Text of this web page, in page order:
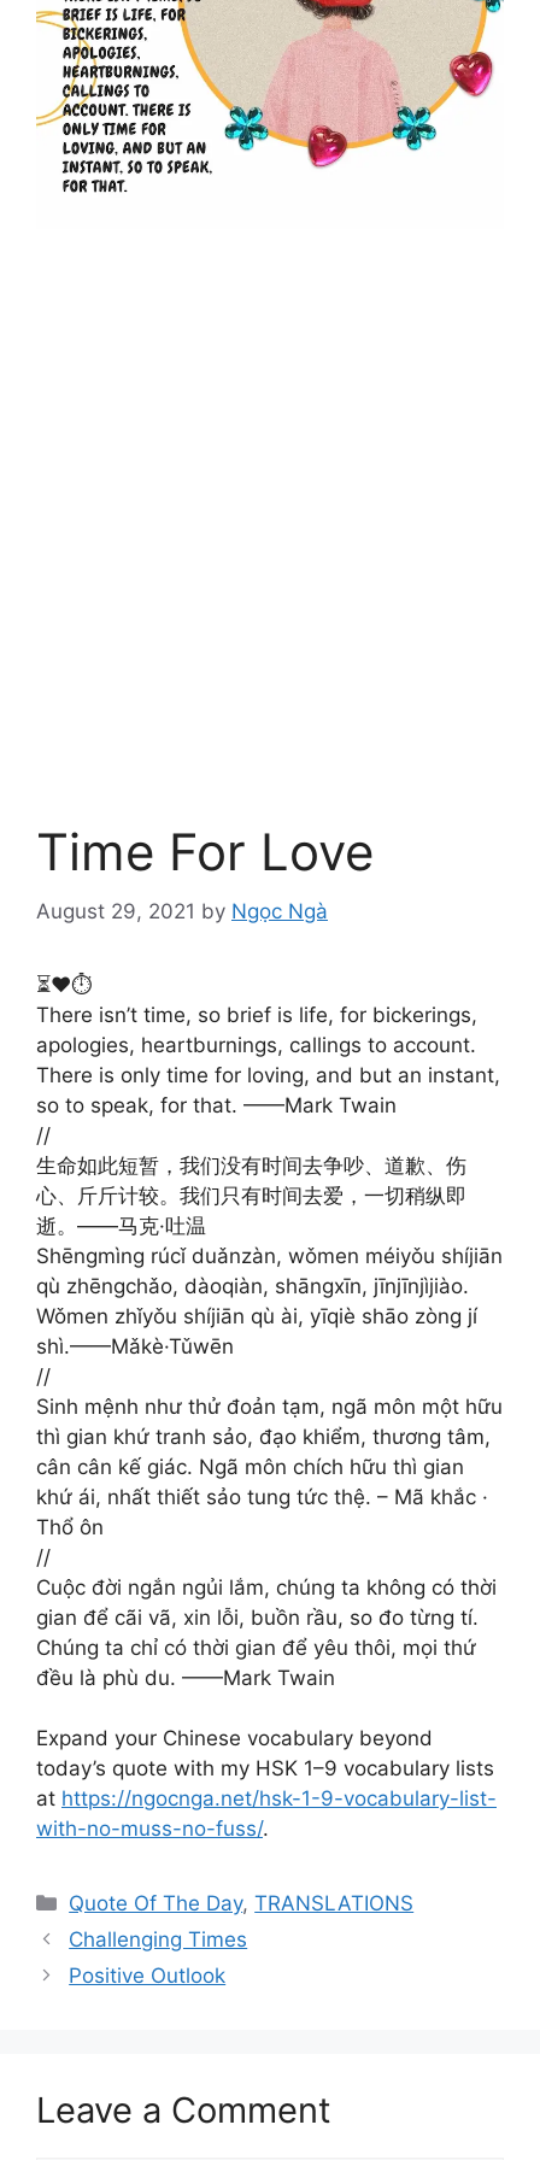
Time For Love
August 29, 2021 by Ngọc Ngà
⏳❤️⏱️
There isn’t time, so brief is life, for bickerings,
apologies, heartburnings, callings to account.
There is only time for loving, and but an instant,
so to speak, for that. ——Mark Twain
//
生命如此短暂，我们没有时间去争吵、道歉、伤
心、斤斤计较。我们只有时间去爱，一切稍纵即
逝。——马克·吐温 ​​​
Shēngmìng rúcǐ duǎnzàn, wǒmen méiyǒu shíjiān
qù zhēngchǎo, dàoqiàn, shāngxīn, jīnjīnjìjiào.
Wǒmen zhǐyǒu shíjiān qù ài, yīqiè shāo zòng jí
shì.——Mǎkè·Tǔwēn ​​​
//
Sinh mệnh như thử đoản tạm, ngã môn một hữu
thì gian khứ tranh sảo, đạo khiểm, thương tâm,
cân cân kế giác. Ngã môn chích hữu thì gian
khứ ái, nhất thiết sảo tung tức thệ. – Mã khắc ·
Thổ ôn ​​​
//
Cuộc đời ngắn ngủi lắm, chúng ta không có thời
gian để cãi vã, xin lỗi, buồn rầu, so đo từng tí.
Chúng ta chỉ có thời gian để yêu thôi, mọi thứ
đều là phù du. ——Mark Twain
Expand your Chinese vocabulary beyond
today’s quote with my HSK 1–9 vocabulary lists
at https://ngocnga.net/hsk-1-9-vocabulary-list-
with-no-muss-no-fuss/.
Categories
Quote Of The Day,TRANSLATIONS
Challenging Times
Positive Outlook
Leave a Comment